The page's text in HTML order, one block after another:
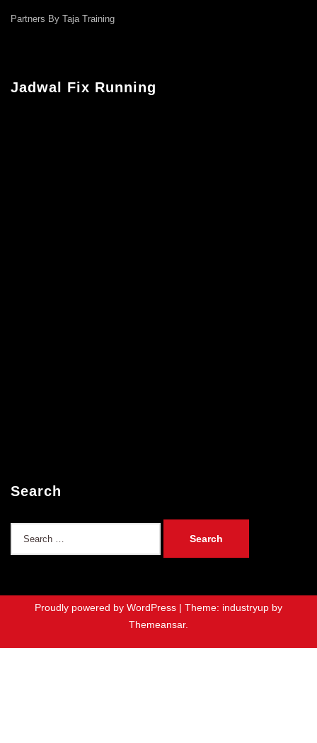
Partners By Taja Training
Jadwal Fix Running
Search
Proudly powered by WordPress | Theme: industryup by
Themeansar.